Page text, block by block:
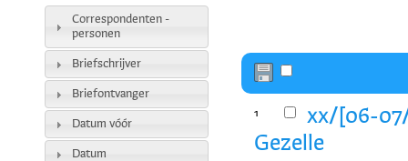
1
xx/[06-07/
Gezelle
Correspondenten -
personen
Briefschrijver
Briefontvanger
Datum vóór
Datum